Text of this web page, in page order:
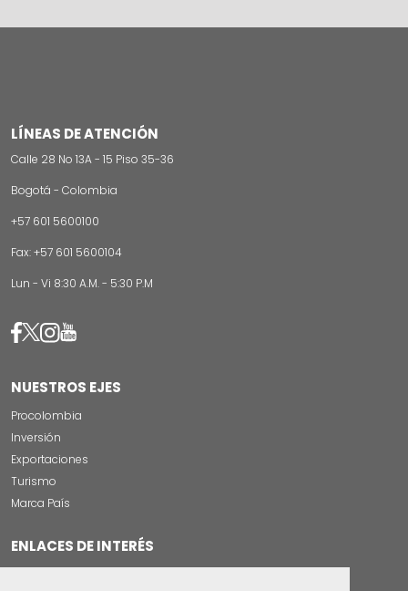
LÍNEAS DE ATENCIÓN
Calle 28 No 13A - 15 Piso 35-36
Bogotá - Colombia
+57 601 5600100
Fax: +57 601 5600104
Lun - Vi 8:30 A.M. - 5:30 P.M
Image
Image
ImageImage
NUESTROS EJES
Procolombia
Inversión
Exportaciones
Turismo
Marca País
ENLACES DE INTERÉS